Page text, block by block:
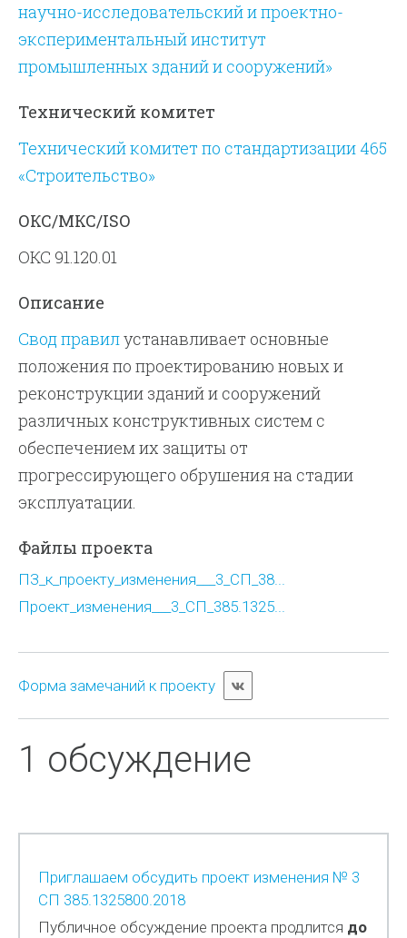
научно-исследовательский и проектно-
экспериментальный институт
промышленных зданий и сооружений»
Технический комитет
Технический комитет по стандартизации 465
«Строительство»
ОКС/МКС/ISO
ОКС 91.120.01
Описание
Свод правилустанавливает основные
положения по проектированию новых и
реконструкции зданий и сооружений
различных конструктивных систем с
обеспечением их защиты от
прогрессирующего обрушения на стадии
эксплуатации.
Файлы проекта
ПЗ_к_проекту_изменения___3_СП_38...
Проект_изменения___3_СП_385.1325...
Форма замечаний к проекту
1 обсуждение
Приглашаем обсудить проект изменения № 3
СП 385.1325800.2018
Публичное обсуждение проекта продлится до